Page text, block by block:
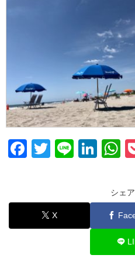
F
e
b
T
er
Li
Li
e
dI
s
A
p
p
シェ
X